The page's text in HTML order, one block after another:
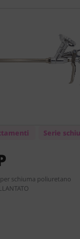
Serie
schiuma poliuretano